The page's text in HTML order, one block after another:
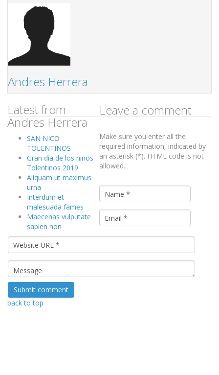
Andres Herrera
Latest from
Andres Herrera
SAN NICO
TOLENTINOS
Gran día de los niños
Tolentinos 2019
Aliquam ut maximus
urna
Interdum et
malesuada fames
Maecenas vulputate
sapien non
Leave a comment
Make sure you enter all the
required information, indicated by
an asterisk (*). HTML code is not
allowed.
back to top